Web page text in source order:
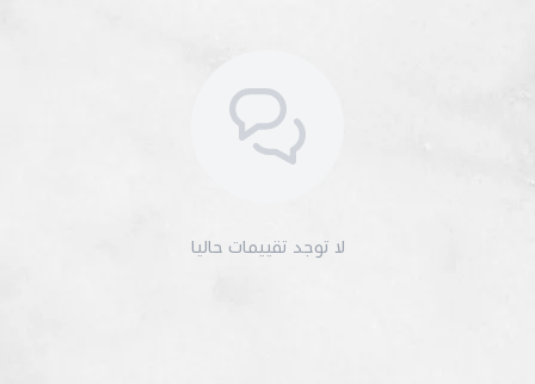
لا توجد تقييمات حاليا